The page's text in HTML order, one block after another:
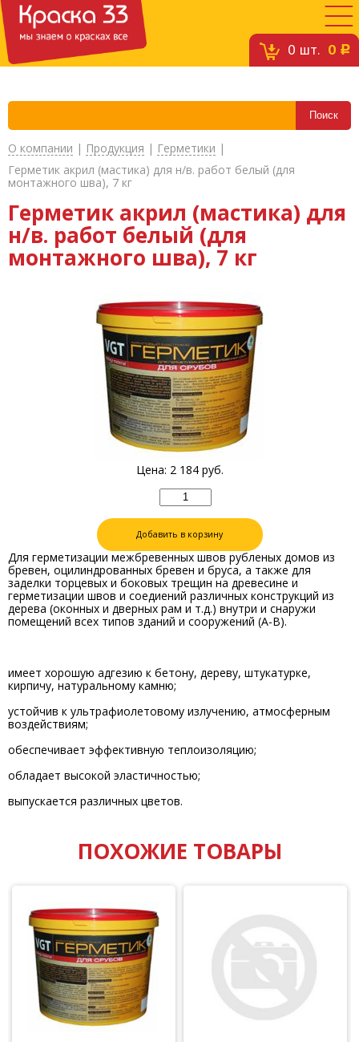
0 шт. 0 c
О компании | Продукция | Герметики |
Герметик акрил (мастика) для н/в. работ белый (для
монтажного шва), 7 кг
Герметик акрил (мастика) для
н/в. работ белый (для
монтажного шва), 7 кг
Цена: 2 184руб.
Добавить в корзину
Для герметизации межбревенных швов рубленых домов из
бревен, оцилиндрованных бревен и бруса, а также для
заделки торцевых и боковых трещин на древесине и
герметизации швов и соедиений различных конструкций из
дерева (оконных и дверных рам и т.д.) внутри и снаружи
помещений всех типов зданий и сооружений (А-В).
имеет хорошую адгезию к бетону, дереву, штукатурке,
кирпичу, натуральному камню;
устойчив к ультрафиолетовому излучению, атмосферным
воздействиям;
обеспечивает эффективную теплоизоляцию;
обладает высокой эластичностью;
выпускается различных цветов.
ПОХОЖИЕ ТОВАРЫ